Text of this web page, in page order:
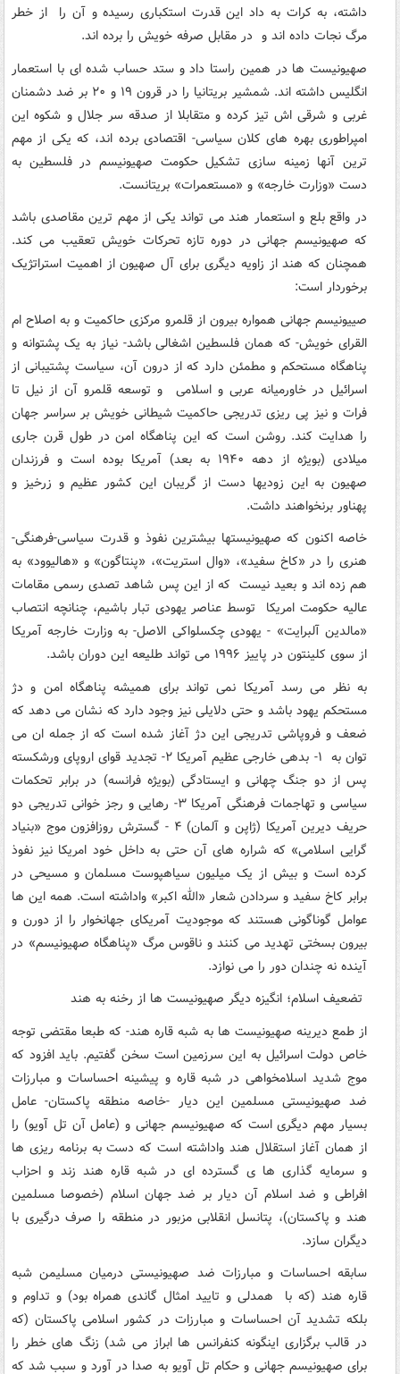
داشته، به کرات به داد این قدرت استکباری رسیده و آن را از خطر
مرگ نجات داده اند و در مقابل صرفه خویش را برده اند.
صهیونیست ها در همین راستا داد و ستد حساب شده ای با استعمار
انگلیس داشته اند. شمشیر بریتانیا را در قرون ۱۹ و ۲۰ بر ضد دشمنان
غربی و شرقی اش تیز کرده و متقابلا از صدقه سر جلال و شکوه این
امپراطوری بهره های کلان سیاسی- اقتصادی برده اند، که یکی از مهم
ترین آنها زمینه سازی تشکیل حکومت صهیونیسم در فلسطین به
دست «وزارت خارجه» و «مستعمرات» بریتانست.
در واقع بلع و استعمار هند می تواند یکی از مهم ترین مقاصدی باشد
که صهیونیسم جهانی در دوره تازه تحرکات خویش تعقیب می کند.
همچنان که هند از زاویه دیگری برای آل صهیون از اهمیت استراتژیک
برخوردار است:
صییونیسم جهانی همواره بیرون از قلمرو مرکزی حاکمیت و به اصلاح ام
القرای خویش- که همان فلسطین اشغالی باشد- نیاز به یک پشتوانه و
پناهگاه مستحکم و مطمئن دارد که از درون آن، سیاست پشتیبانی از
اسرائیل در خاورمیانه عربی و اسلامی و توسعه قلمرو آن از نیل تا
فرات و نیز پی ریزی تدریجی حاکمیت شیطانی خویش بر سراسر جهان
را هدایت کند. روشن است که این پناهگاه امن در طول قرن جاری
میلادی (بویژه از دهه ۱۹۴۰ به بعد) آمریکا بوده است و فرزندان
صهیون به این زودیها دست از گریبان این کشور عظیم و زرخیز و
پهناور برنخواهند داشت.
خاصه اکنون که صهیونیستها بیشترین نفوذ و قدرت سیاسی-فرهنگی-
هنری را در «کاخ سفید»، «وال استریت»، «پنتاگون» و «هالیوود» به
هم زده اند و بعید نیست که از این پس شاهد تصدی رسمی مقامات
عالیه حکومت امریکا توسط عناصر یهودی تبار باشیم، چنانچه انتصاب
«مالدین آلبرایت» - یهودی چکسلواکی الاصل- به وزارت خارجه آمریکا
از سوی کلینتون در پاییز ۱۹۹۶ می تواند طلیعه این دوران باشد.
به نظر می رسد آمریکا نمی تواند برای همیشه پناهگاه امن و دژ
مستحکم یهود باشد و حتی دلایلی نیز وجود دارد که نشان می دهد که
ضعف و فروپاشی تدریجی این دژ آغاز شده است که از جمله ان می
توان به ۱- بدهی خارجی عظیم آمریکا ۲- تجدید قوای اروپای ورشکسته
پس از دو جنگ چهانی و ایستادگی (بویژه فرانسه) در برابر تحکمات
سیاسی و تهاجمات فرهنگی آمریکا ۳- رهایی و رجز خوانی تدریجی دو
حریف دیرین آمریکا (ژاپن و آلمان) ۴ - گسترش روزافزون موج «بنیاد
گرایی اسلامی» که شراره های آن حتی به داخل خود امریکا نیز نفوذ
کرده است و بیش از یک میلیون سیاهپوست مسلمان و مسیحی در
برابر کاخ سفید و سردادن شعار «الله اکبر» واداشته است. همه این ها
عوامل گوناگونی هستند که موجودیت آمریکای جهانخوار را از دورن و
بیرون بسختی تهدید می کنند و ناقوس مرگ «پناهگاه صهیونیسم» در
آینده نه چندان دور را می نوازد.
تضعیف اسلام؛ انگیزه دیگر صهیونیست ها از رخنه به هند
از طمع دیرینه صهیونیست ها به شبه قاره هند- که طبعا مقتضی توجه
خاص دولت اسرائیل به این سرزمین است سخن گفتیم. باید افزود که
موج شدید اسلامخواهی در شبه قاره و پیشینه احساسات و مبارزات
ضد صهیونیستی مسلمین این دیار -خاصه منطقه پاکستان- عامل
بسیار مهم دیگری است که صهیونیسم جهانی و (عامل آن تل آویو) را
از همان آغاز استقلال هند واداشته است که دست به برنامه ریزی ها
و سرمایه گذاری ها ی گسترده ای در شبه قاره هند زند و احزاب
افراطی و ضد اسلام آن دیار بر ضد جهان اسلام (خصوصا مسلمین
هند و پاکستان)، پتانسل انقلابی مزبور در منطقه را صرف درگیری با
دیگران سازد.
سابقه احساسات و مبارزات ضد صهیونیستی درمیان مسلیمن شبه
قاره هند (که با همدلی و تایید امثال گاندی همراه بود) و تداوم و
بلکه تشدید آن احساسات و مبارزات در کشور اسلامی پاکستان (که
در قالب برگزاری اینگونه کنفرانس ها ابراز می شد) زنگ های خطر را
برای صهیونیسم جهانی و حکام تل آویو به صدا در آورد و سبب شد که